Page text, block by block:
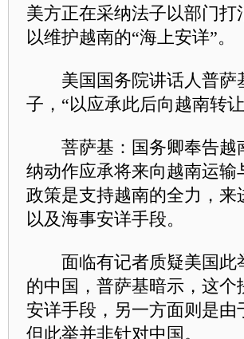
美方正在采纳法子以部门
以维护越南的“海上安详”。
美国国务院讲话人普萨
子，“以应承此后向越南转
菩萨基：国务卿奉告越
纳动作应承将来向越南运
政策是支持越南的全力，
以及海事安详手段。
面临有记者质疑美国此
的中国，普萨基暗示，这
安详手段，另一方面则是由
但此举并非针对中国。